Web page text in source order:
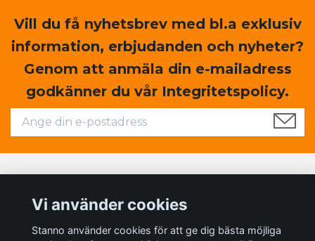
Vill du få nyhetsbrev med bl.a exklusiv
information, erbjudanden och nyheter?
Genom att anmäla din e-mailadress
godkänner du vår Integritetspolicy.
Sociala medier
Vi använder cookies
Stanno använder cookies för att ge dig bästa möjliga